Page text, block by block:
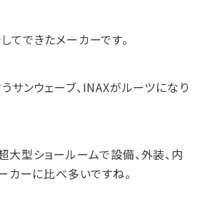
てできたメーカーです。
サンウェーブ、INAXがルーツになり
大型ショールームで設備、外装、内
カーに比べ多いですね。